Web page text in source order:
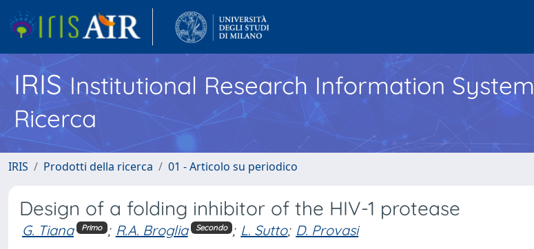
IRISInstitutional Research Information System
Ricerca
IRIS Prodotti della ricerca 01 - Articolo su periodico
Design of a folding inhibitor of the HIV-1 protease
G. Tiana Primo ; R.A. Broglia Secondo ; L. Sutto; D. Provasi